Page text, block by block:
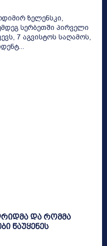
ზელენსკი,
სერბეთში პირველი
7 აგვისტოს საღამოს,
და რომმა
წაუყენეს